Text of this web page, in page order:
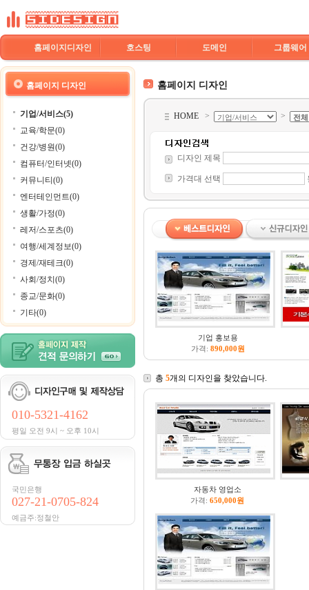
홈페이지디자인 호스팅 도메인 그룹웨어
홈페이지 디자인
기업/서비스(5)
교육/학문(0)
건강/병원(0)
컴퓨터/인터넷(0)
커뮤니티(0)
엔터테인먼트(0)
생활/가정(0)
레저/스포츠(0)
여행/세계정보(0)
경제/재테크(0)
사회/정치(0)
종교/문화(0)
기타(0)
010-5321-4162
평일 오전 9시 ~ 오후 10시
국민은행
027-21-0705-824
예금주:정철안
홈페이지 디자인
HOME > >
디자인 제목
가격대 선택
기업 홍보용
가격: 890,000원
총 5개의 디자인을 찾았습니다.
자동차 영업소
가격: 650,000원